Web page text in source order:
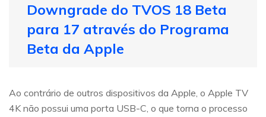
Downgrade do TVOS 18 Beta
para 17 através do Programa
Beta da Apple
Ao contrário de outros dispositivos da Apple, o Apple TV
4K não possui uma porta USB-C, o que torna o processo